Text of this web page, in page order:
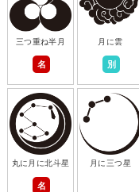
三つ重ね半月
名
月に雲
別
丸に月に北斗星
名
月に三つ星